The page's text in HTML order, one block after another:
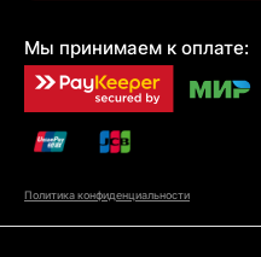
Мы принимаем к оплате:
Политика конфиденциальности